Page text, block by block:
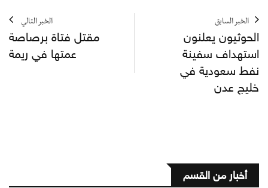
الخبر السابق
الحوثيون يعلنون
استهداف سفينة
نفط سعودية في
خليج عدن
الخبر التالي
مقتل فتاة برصاصة
عمتها في ريمة
أخبار من القسم